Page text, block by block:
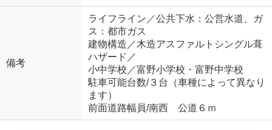
備考
ライフライン／公共下水：公営水道、ガ
ス：都市ガス
建物構造／木造アスファルトシングル葺
ハザード／
小中学校／富野小学校・富野中学校
駐車可能台数/３台（車種によって異なり
ます）
前面道路幅員/南西 公道６ｍ